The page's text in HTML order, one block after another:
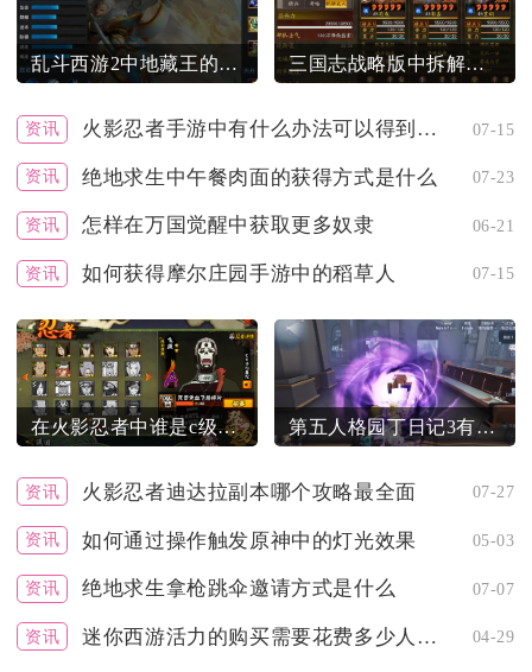
乱斗西游2中地藏王的天赋加点方案是什么 三国志战略版中拆解武将的益处有哪些
资讯 火影忍者手游中有什么办法可以得到a忍 07-15
资讯 绝地求生中午餐肉面的获得方式是什么 07-23
资讯 怎样在万国觉醒中获取更多奴隶 06-21
资讯 如何获得摩尔庄园手游中的稻草人 07-15
在火影忍者中谁是c级英雄的顶尖角色 第五人格园丁日记3有哪些值得尝试的策略
资讯 火影忍者迪达拉副本哪个攻略最全面 07-27
资讯 如何通过操作触发原神中的灯光效果 05-03
资讯 绝地求生拿枪跳伞邀请方式是什么 07-07
资讯 迷你西游活力的购买需要花费多少人民币 04-29